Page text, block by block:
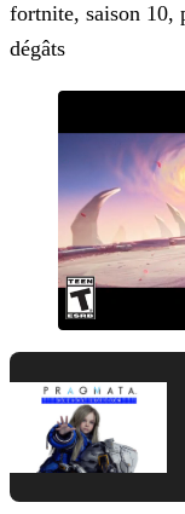
fortnite, saison 10,
dégâts